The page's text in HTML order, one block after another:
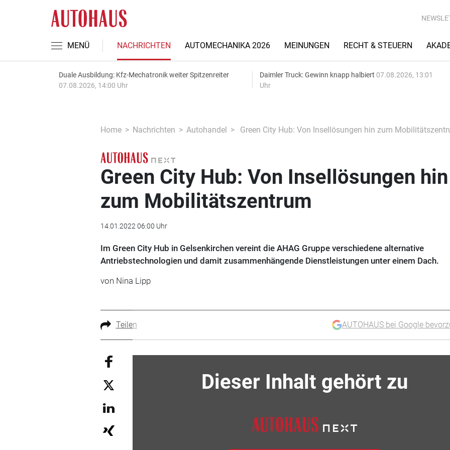
MENÜ NACHRICHTEN AUTOMECHANIKA 2026 MEINUNGEN RECHT & STEUERN
Duale Ausbildung: Kfz-Mechatronik weiter Spitzenreiter
07.08.2026, 14:00 Uhr
Daimler Truck: Gewinn knapp halbiert 07.08.2026, 13:01
Uhr
Home Nachrichten Autohandel Green City Hub: Von Insellösungen hin zum
Green City Hub: Von Insellösungen hin
zum Mobilitätszentrum
14.01.2022 06:00 Uhr
Im Green City Hub in Gelsenkirchen vereint die AHAG Gruppe verschiedene alternative
Antriebstechnologien und damit zusammenhängende Dienstleistungen unter einem Dach.
von Nina Lipp
Teilen AUTOHAUS bei Google
Dieser Inhalt gehört zu